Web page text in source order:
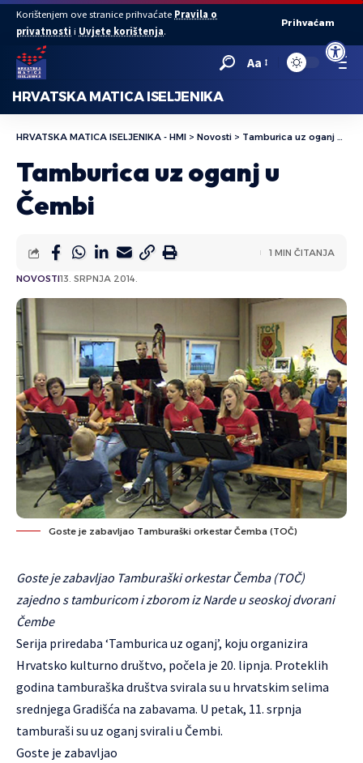
Open
Korištenjem ove stranice prihvaćate Pravila o
privatnosti i Uvjete korištenja.
Prihvaćam
Aa
HRVATSKA MATICA ISELJENIKA
HRVATSKA MATICA ISELJENIKA - HMI > Novosti > Tamburica uz oganj u Čembi
Tamburica uz oganj u
Čembi
NOVOSTI13. SRPNJA 2014.
1 MIN ČITANJA
Goste je zabavljao Tamburaški orkestar Čemba (TOČ)
Goste je zabavljao Tamburaški orkestar Čemba (TOČ)
zajedno s tamburicom i zborom iz Narde u seoskoj dvorani
Čembe
Serija priredaba ‘Tamburica uz oganj’, koju organizira
Hrvatsko kulturno društvo, počela je 20. lipnja. Proteklih
godina tamburaška društva svirala su u hrvatskim selima
srednjega Gradišća na zabavama. U petak, 11. srpnja
tamburaši su uz oganj svirali u Čembi.
Goste je zabavljao